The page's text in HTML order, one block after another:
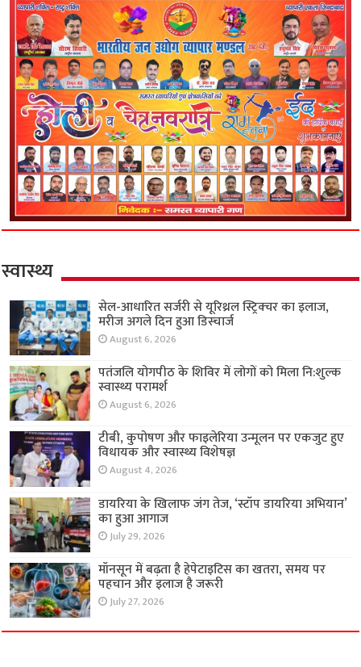
स्वास्थ्य
सेल-आधारित सर्जरी से यूरिथ्रल स्ट्रिक्चर का इलाज,
मरीज अगले दिन हुआ डिस्चार्ज
August 6, 2026
पतंजलि योगपीठ के शिविर में लोगों को मिला नि:शुल्क
स्वास्थ्य परामर्श
August 6, 2026
टीबी, कुपोषण और फाइलेरिया उन्मूलन पर एकजुट हुए
विधायक और स्वास्थ्य विशेषज्ञ
August 4, 2026
डायरिया के खिलाफ जंग तेज, ‘स्टॉप डायरिया अभियान’
का हुआ आगाज
July 29, 2026
मॉनसून में बढ़ता है हेपेटाइटिस का खतरा, समय पर
पहचान और इलाज है जरूरी
July 27, 2026